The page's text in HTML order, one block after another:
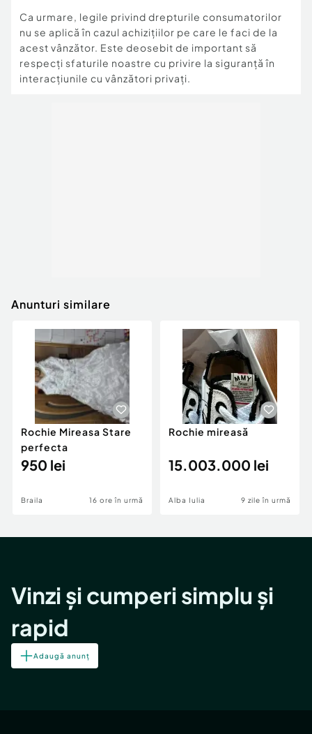
Ca urmare, legile privind drepturile consumatorilor
nu se aplică în cazul achizițiilor pe care le faci de la
acest vânzător. Este deosebit de important să
respecți sfaturile noastre cu privire la siguranță în
interacțiunile cu vânzători privați.
Anunturi similare
Rochie Mireasa Stare
perfecta
950 lei
Braila 16 ore în urmă
Rochie mireasă
15.003.000 lei
Alba Iulia 9 zile în urmă
Vinzi și cumperi simplu și
rapid
Adaugă anunț